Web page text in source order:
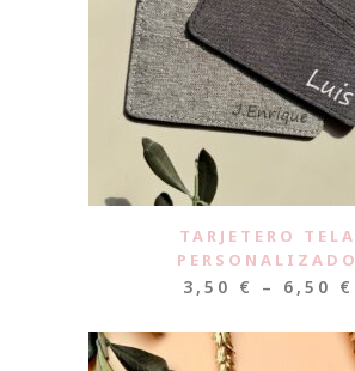
TARJETERO TELA
PERSONALIZADO
3,50 € – 6,50 €